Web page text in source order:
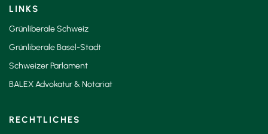
LINKS
Grünliberale Schweiz
Grünliberale Basel-Stadt
Schweizer Parlament
BALEX Advokatur & Notariat
RECHTLICHES